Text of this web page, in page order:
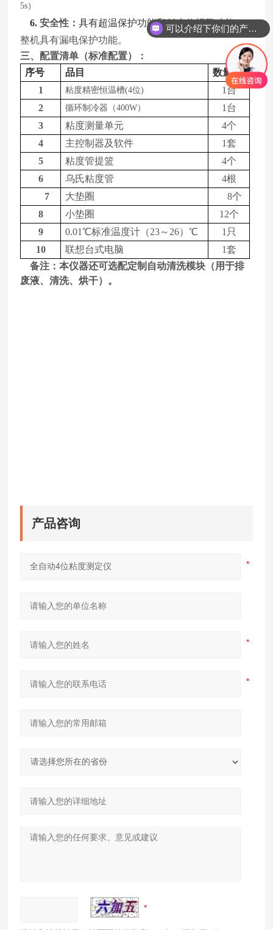
5s）
6.安全性：具有超温保护功能和低水位报警功能，
整机具有漏电保护功能。
三、配置清单（标准配置）：
序号
品目
数量
1
粘度精密恒温槽(4位)
1台
2
循环制冷器（400W）
1台
3
粘度测量单元
4个
4
主控制器及软件
1套
5
粘度管提篮
4个
6
乌氏粘度管
4根
7
大垫圈
8个
8
小垫圈
12个
9
0.01℃标准温度计（23～26）℃
1只
10
联想台式电脑
1套
备注：本仪器还可选配定制自动清洗模块（用于排
废液、清洗、烘干）。
产品咨询
可以介绍下你们的产品么